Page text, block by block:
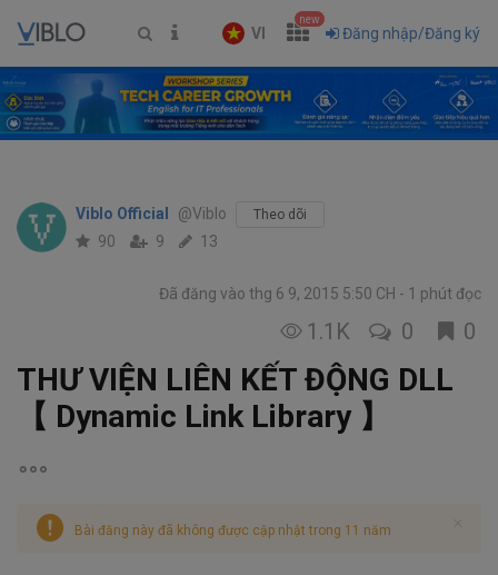
VI
new
Đăng nhập/Đăng ký
Viblo Official @Viblo Theo dõi
90 9 13
Đã đăng vào thg 6 9, 2015 5:50 CH 1 phút đọc
1.1K 0 0
THƯ VIỆN LIÊN KẾT ĐỘNG DLL
【 Dynamic Link Library 】
Bài đăng này đã không được cập nhật trong 11 năm